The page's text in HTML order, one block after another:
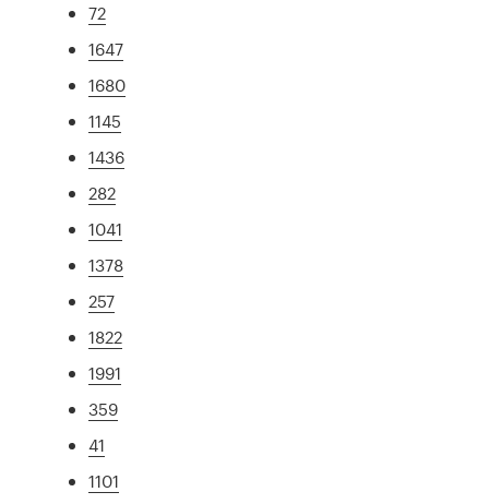
72
1647
1680
1145
1436
282
1041
1378
257
1822
1991
359
41
1101